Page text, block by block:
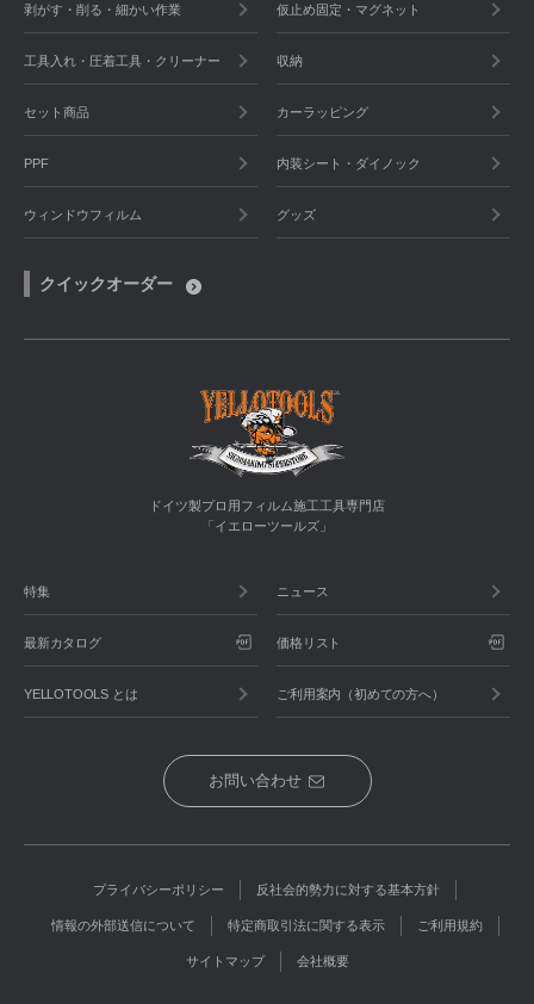
剥がす・削る・細かい作業 仮止め固定・マグネット
工具入れ・圧着工具・クリーナー 収納
セット商品 カーラッピング
PPF 内装シート・ダイノック
ウィンドウフィルム グッズ
クイックオーダー
ドイツ製プロ用フィルム施工工具専門店
「イエローツールズ」
特集 ニュース
最新カタログ 価格リスト
YELLOTOOLS とは ご利用案内（初めての方へ）
お問い合わせ
プライバシーポリシー 反社会的勢力に対する基本方針
情報の外部送信について 特定商取引法に関する表示 ご利用規約
サイトマップ 会社概要